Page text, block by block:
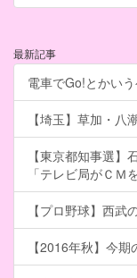
最新記事
電車でGo!とかい
【埼玉】草加・八
【東京都知事選
「テレビ局がＣ
【プロ野球】西武
【2016年秋】今